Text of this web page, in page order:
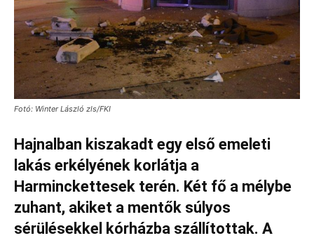
Fotó: Winter László zls/FKI
Hajnalban kiszakadt egy első emeleti
lakás erkélyének korlátja a
Harminckettesek terén. Két fő a mélybe
zuhant, akiket a mentők súlyos
sérülésekkel kórházba szállítottak. A